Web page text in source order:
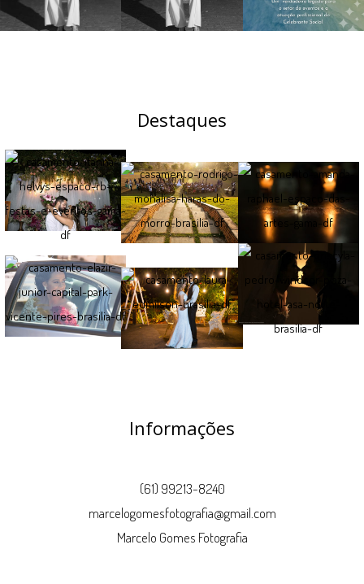
Destaques
Informações
(61) 99213-8240
marcelogomesfotografia@gmail.com
Marcelo Gomes Fotografia